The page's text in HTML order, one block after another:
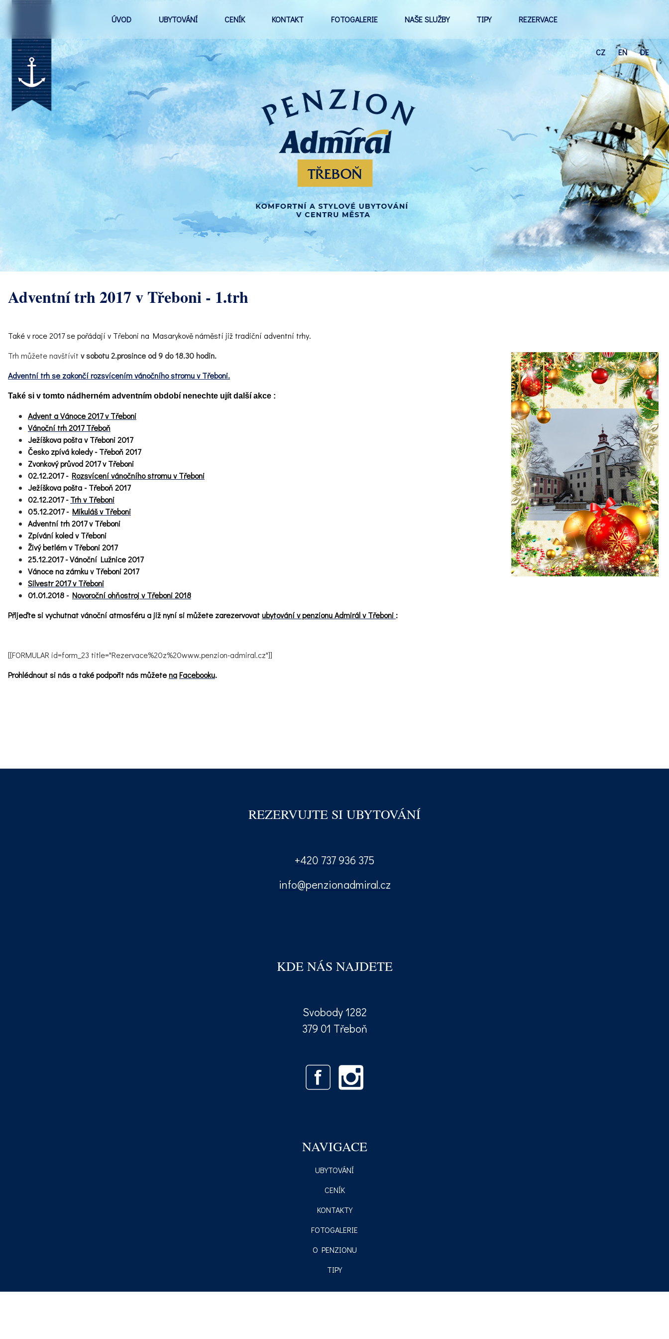
ÚVOD UBYTOVÁNÍ CENÍK KONTAKT FOTOGALERIE NAŠE SLUŽBY TIPY REZERVACE
CZ EN DE
Adventní trh 2017 v Třeboni - 1.trh
Také v roce 2017 se pořádají v Třeboni na Masarykově náměstí již tradiční adventní trhy.
Trh můžete navštívit v sobotu 2.prosince od 9 do 18.30 hodin.
Adventní trh se zakončí rozsvícením vánočního stromu v Třeboni.
Také si v tomto nádherném adventním období nenechte ujít další akce :
Advent a Vánoce 2017 v Třeboni
Vánoční trh 2017 Třeboň
Ježíškova pošta v Třeboni 2017
Česko zpívá koledy - Třeboň 2017
Zvonkový průvod 2017 v Třeboni
02.12.2017 - Rozsvícení vánočního stromu v Třeboni
Ježíškova pošta - Třeboň 2017
02.12.2017 -Trh v Třeboni
05.12.2017 - Mikuláš v Třeboni
Adventní trh 2017 v Třeboni
Zpívání koled v Třeboni
Živý betlém v Třeboni 2017
25.12.2017 - Vánoční Lužnice 2017
Vánoce na zámku v Třeboni 2017
Silvestr 2017 v Třeboni
01.01.2018 - Novoroční ohňostroj v Třeboni 2018
Přijeďte si vychutnat vánoční atmosféru a již nyní si můžete zarezervovatubytování v penzionu Admirál v Třeboni :
[[FORMULAR id=form_23 title="Rezervace%20z%20www.penzion-admiral.cz"]]
Prohlédnout si nás a také podpořit nás můžetenaFacebooku.
REZERVUJTE SI UBYTOVÁNÍ
+420 737 936 375
info@penzionadmiral.cz
KDE NÁS NAJDETE
Svobody 1282
379 01 Třeboň
NAVIGACE
UBYTOVÁNÍ
CENÍK
KONTAKTY
FOTOGALERIE
O PENZIONU
TIPY